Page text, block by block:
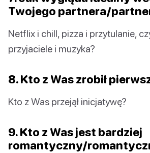
Twojego partnera/
Netflix i chill, pizza i przytulanie,
przyjaciele i muzyka?
8. Kto z Was zrobił
Kto z Was przejął inicjatywę?
9. Kto z Was jest bardziej
romantyczny/